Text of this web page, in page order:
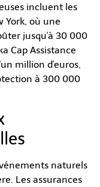
incluent les
York, où une
jusqu'à 30 000
Cap Assistance
million d'euros,
à 300 000
naturels
Les assurances